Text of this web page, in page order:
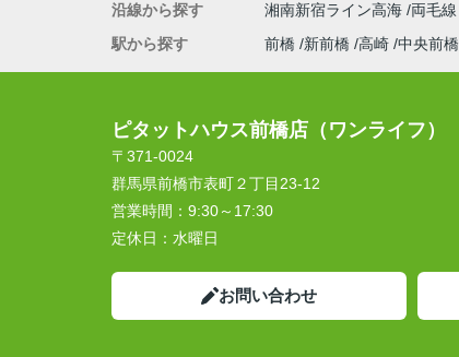
沿線から探す
湘南新宿ライン高海 両毛線
駅から探す
前橋 新前橋 高崎 中央前橋
ピタットハウス前橋店（ワンライフ）
〒371-0024
群馬県前橋市表町２丁目23-12
営業時間： 9:30～17:30
定休日： 水曜日
お問い合わせ